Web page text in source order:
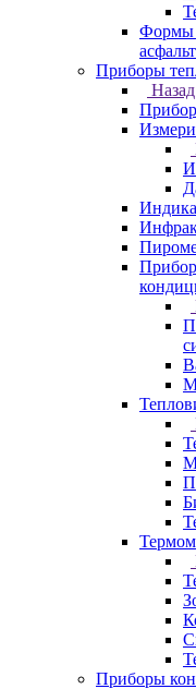
Формы
Приборы
Назад
Приборы